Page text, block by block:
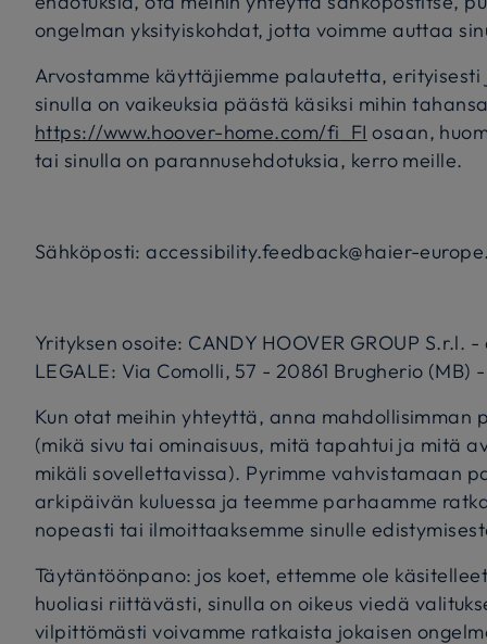
ongelman yksityiskohdat, jotta voimme auttaa
Arvostamme käyttäjiemme palautetta, erityisesti
sinulla on vaikeuksia päästä käsiksi mihin
https://www.hoover-home.com/fi_FI osaan,
tai sinulla on parannusehdotuksia, kerro meille.
Sähköposti: accessibility.feedback@haier-
Yrityksen osoite: CANDY HOOVER GROUP S.r.l.
LEGALE: Via Comolli, 57 - 20861 Brugherio (MB)
Kun otat meihin yhteyttä, anna mahdollisimman
(mikä sivu tai ominaisuus, mitä tapahtui ja mitä
mikäli sovellettavissa). Pyrimme vahvistamaan
arkipäivän kuluessa ja teemme parhaamme
nopeasti tai ilmoittaaksemme sinulle
Täytäntöönpano: jos koet, ettemme ole
huoliasi riittävästi, sinulla on oikeus viedä
vilpittömästi voivamme ratkaista jokaisen